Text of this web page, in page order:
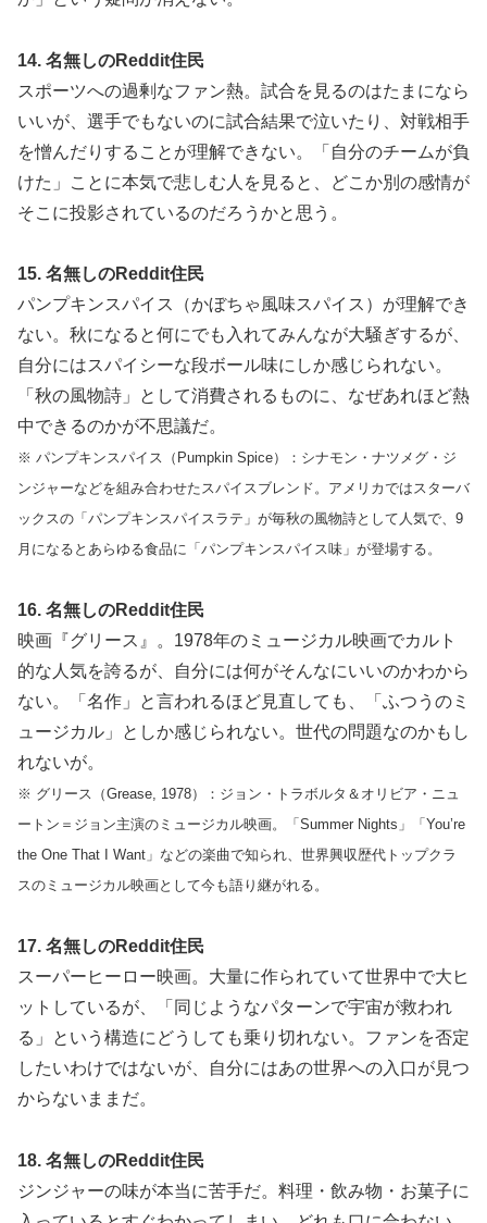
14. 名無しのReddit住民
スポーツへの過剰なファン熱。試合を見るのはたまになら
いいが、選手でもないのに試合結果で泣いたり、対戦相手
を憎んだりすることが理解できない。「自分のチームが負
けた」ことに本気で悲しむ人を見ると、どこか別の感情が
そこに投影されているのだろうかと思う。
15. 名無しのReddit住民
パンプキンスパイス（かぼちゃ風味スパイス）が理解でき
ない。秋になると何にでも入れてみんなが大騒ぎするが、
自分にはスパイシーな段ボール味にしか感じられない。
「秋の風物詩」として消費されるものに、なぜあれほど熱
中できるのかが不思議だ。
※ パンプキンスパイス（Pumpkin Spice）：シナモン・ナツメグ・ジ
ンジャーなどを組み合わせたスパイスブレンド。アメリカではスターバ
ックスの「パンプキンスパイスラテ」が毎秋の風物詩として人気で、9
月になるとあらゆる食品に「パンプキンスパイス味」が登場する。
16. 名無しのReddit住民
映画『グリース』。1978年のミュージカル映画でカルト
的な人気を誇るが、自分には何がそんなにいいのかわから
ない。「名作」と言われるほど見直しても、「ふつうのミ
ュージカル」としか感じられない。世代の問題なのかもし
れないが。
※ グリース（Grease, 1978）：ジョン・トラボルタ＆オリビア・ニュ
ートン＝ジョン主演のミュージカル映画。「Summer Nights」「You’re
the One That I Want」などの楽曲で知られ、世界興収歴代トップクラ
スのミュージカル映画として今も語り継がれる。
17. 名無しのReddit住民
スーパーヒーロー映画。大量に作られていて世界中で大ヒ
ットしているが、「同じようなパターンで宇宙が救われ
る」という構造にどうしても乗り切れない。ファンを否定
したいわけではないが、自分にはあの世界への入口が見つ
からないままだ。
18. 名無しのReddit住民
ジンジャーの味が本当に苦手だ。料理・飲み物・お菓子に